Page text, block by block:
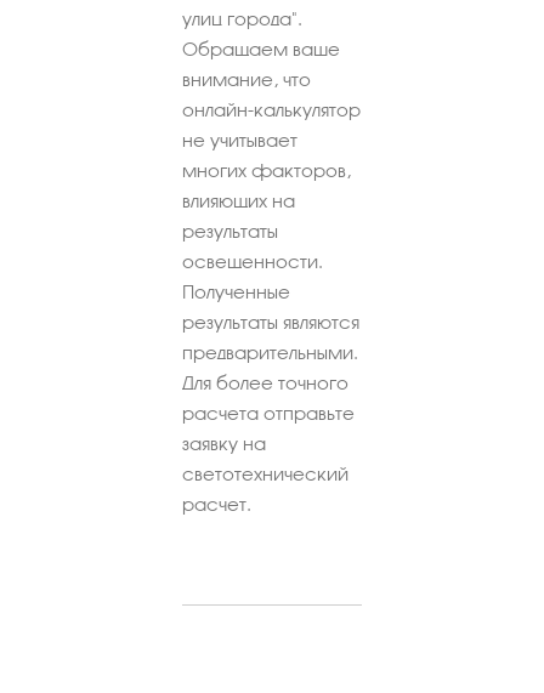
улиц города".
Обращаем ваше
внимание, что
онлайн-калькулятор
не учитывает
многих факторов,
влияющих на
результаты
освещенности.
Полученные
результаты являются
предварительными.
Для более точного
расчета отправьте
заявку на
светотехнический
расчет.